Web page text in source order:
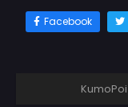
Facebook
KumoPoi